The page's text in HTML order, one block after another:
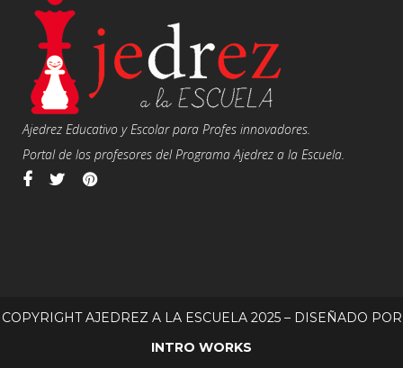
Ajedrez Educativo y Escolar para Profes innovadores.
Portal de los profesores del Programa Ajedrez a la Escuela.
COPYRIGHT AJEDREZ A LA ESCUELA 2025 – DISEÑADO POR
INTRO WORKS